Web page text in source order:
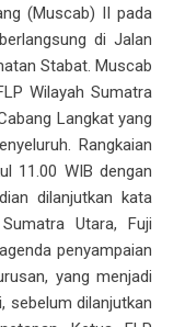
(Muscab) II pada
di Jalan
Stabat. Muscab
Wilayah Sumatra
Langkat yang
Rangkaian
11.00 WIB dengan
dilanjutkan kata
Utara, Fuji
penyampaian
yang menjadi
sebelum dilanjutkan